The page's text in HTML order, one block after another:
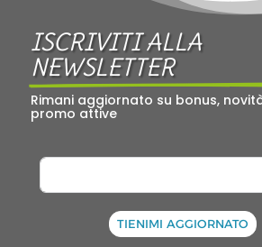
ISCRIVITI ALLA
NEWSLETTER
Rimani aggiornato su bonus,
promo attive
TIENIMI AGGIORNATO